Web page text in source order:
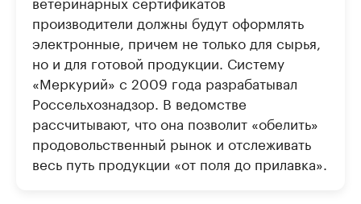
производители должны будут оформлять
электронные, причем не только для сырья,
но и для готовой продукции. Систему
«Меркурий» с 2009 года разрабатывал
Россельхознадзор. В ведомстве
рассчитывают, что она позволит «обелить»
продовольственный рынок и отслеживать
весь путь продукции «от поля до прилавка».